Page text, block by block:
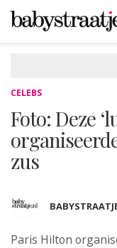
CELEBS
Foto: Deze
zus
Paris Hilton